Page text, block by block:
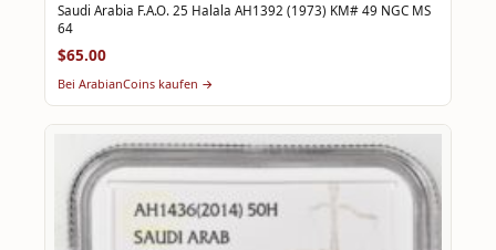
Saudi Arabia F.A.O. 25 Halala AH1392 (1973) KM# 49 NGC MS
64
$65.00
Bei ArabianCoins kaufen →